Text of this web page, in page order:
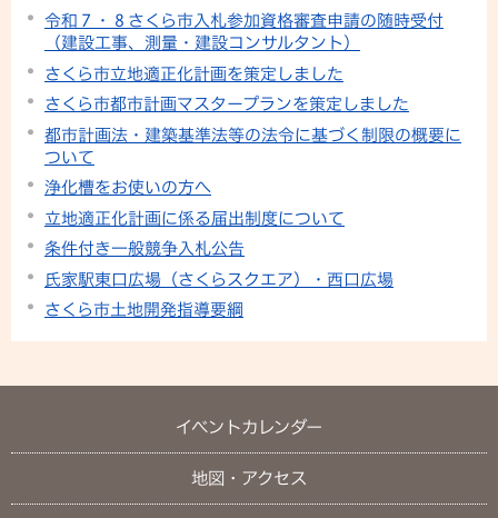
令和７・８さくら市入札参加資格審査申請の随時受付
（建設工事、測量・建設コンサルタント）
さくら市立地適正化計画を策定しました
さくら市都市計画マスタープランを策定しました
都市計画法・建築基準法等の法令に基づく制限の概要に
ついて
浄化槽をお使いの方へ
立地適正化計画に係る届出制度について
条件付き一般競争入札公告
氏家駅東口広場（さくらスクエア）・西口広場
さくら市土地開発指導要綱
イベントカレンダー
地図・アクセス